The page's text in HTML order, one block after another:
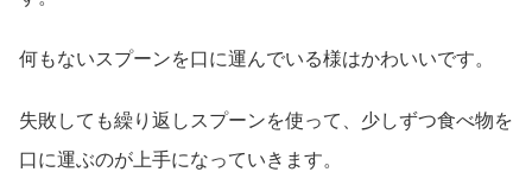
何もないスプーンを口に運んでいる様はかわいいです。
失敗しても繰り返しスプーンを使って、少しずつ食べ物を
口に運ぶのが上手になっていきます。